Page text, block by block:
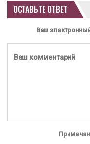
ОСТАВЬТЕ ОТВЕТ
Ваш